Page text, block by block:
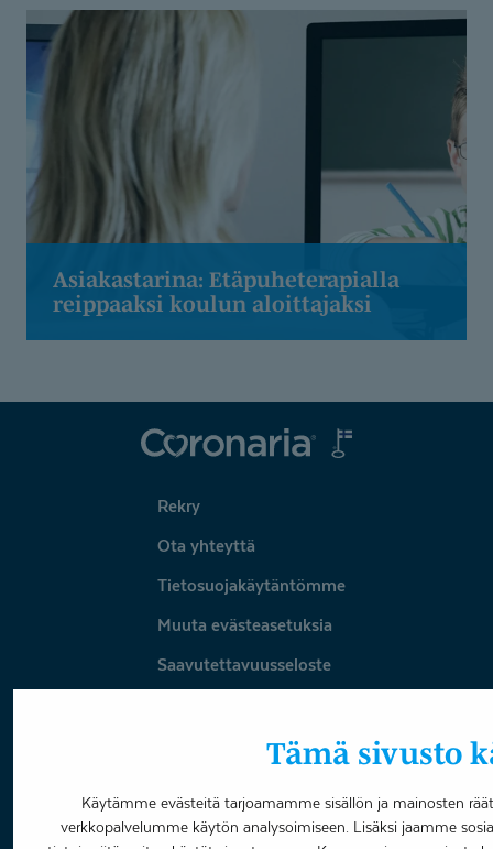
Tämä sivusto
Käytämme evästeitä tarjoamamme sisällön ja mainosten
verkkopalvelumme käytön analysoimiseen. Lisäksi jaamme
Asiakastarina: Etäpuhete­ra­pialla
reippaaksi koulun aloittajaksi
Coronaria
Rekry
Ota yhteyttä
Tietosuojakäytäntömme
Muuta evästeasetuksia
Saavutettavuusseloste
Varaa aika
FacebookLinkedInYoutubeInstagram